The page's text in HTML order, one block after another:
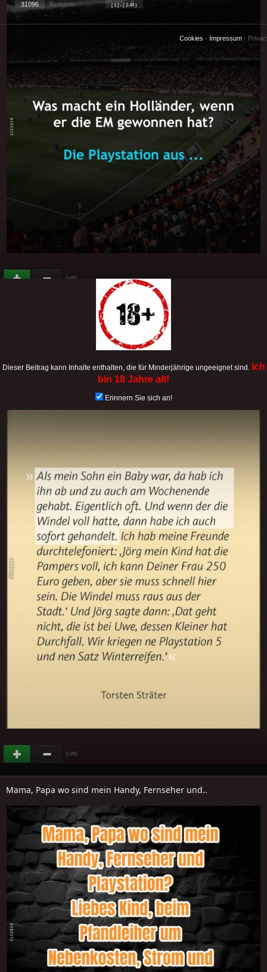
(+95)
"Und so, mein Schatz, habe ich völlig unfreiwillig und
unwissentlich eine neue Playstation gekauft"...
Dieser Beitrag kann Inhalte enthalten, die für Minderjährige ungeeignet sind. Ich
bin 18 Jahre alt!
Erinnern Sie sich an!
Als mein Sohn ein Baby war, da hab ich ihn ab und zu auch..
(+29)
Mama, Papa wo sind mein Handy, Fernseher und..
31096
Benutzer [ 1 ] - ( 2.44 )
Cookies - Impressum -